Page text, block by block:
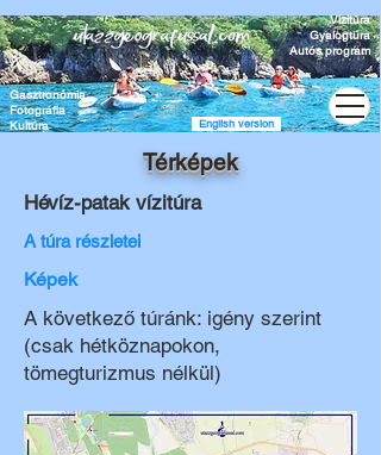
Gasztronómia
Fotográfia
Kultúra
English version
Vízitúra
Gyalogtúra
Autós program
Térképek
Hévíz-patak vízitúra
A túra részletei
Képek
A következő túránk: igény szerint
(csak hétköznapokon,
tömegturizmus nélkül)